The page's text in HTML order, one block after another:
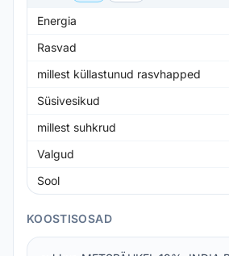
Energia
Rasvad
millest küllastunud rasvhapped
Süsivesikud
millest suhkrud
Valgud
Sool
KOOSTISOSAD